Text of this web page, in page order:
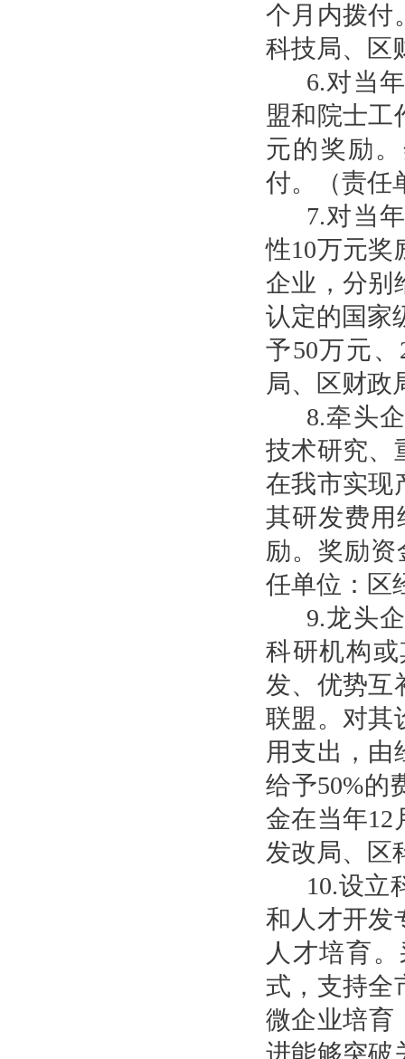
个月内拨付
科技局、区
6.对当
盟和院士工
元的奖励
付。（责任
7.对当
性10万元奖
企业，分别
认定的国家
予50万元
局、区财政
8.牵头
技术研究、
在我市实现
其研发费用
励。奖励
任单位：区
9.龙头
科研机构
发、优势互
联盟。对其
用支出，由
给予50%的
金在当年12
发改局、区
10.设立
和人才开发
人才培育
式，支持全
微企业培育
进能够突破